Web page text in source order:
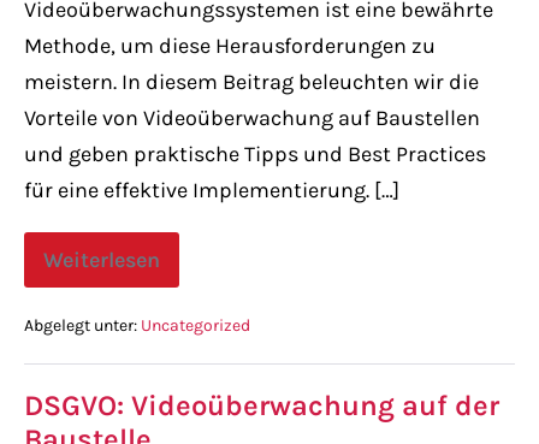
Videoüberwachungssystemen ist eine bewährte
Methode, um diese Herausforderungen zu
meistern. In diesem Beitrag beleuchten wir die
Vorteile von Videoüberwachung auf Baustellen
und geben praktische Tipps und Best Practices
für eine effektive Implementierung. […]
Weiterlesen
Abgelegt unter: Uncategorized
DSGVO: Videoüberwachung auf der